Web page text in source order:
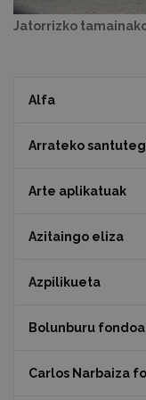
Jatorrizko
Alfa
Arrateko
Arte aplikatuak
Azitaingo eliza
Azpilikueta
Bolunburu fondoa
Carlos Narbaiza